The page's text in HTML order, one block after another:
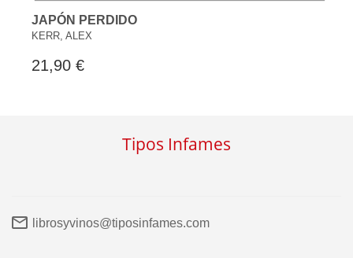
JAPÓN PERDIDO
KERR, ALEX
21,90 €
Tipos Infames
librosyvinos@tiposinfames.com